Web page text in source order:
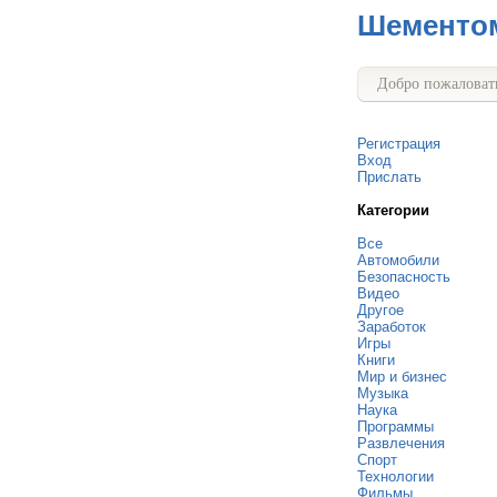
Добро
Регистрация
Вход
Прислать
Категории
Все
Автомобили
Безопасность
Видео
Другое
Заработок
Игры
Книги
Мир и бизнес
Музыка
Наука
Программы
Развлечения
Спорт
Технологии
Фильмы